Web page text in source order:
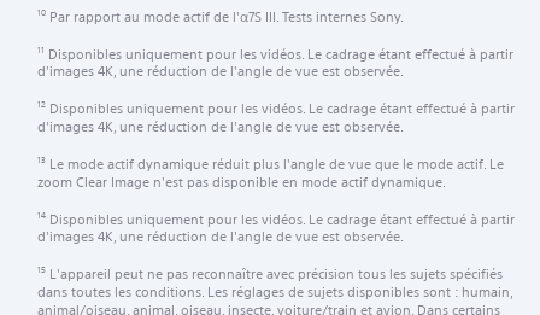
10 Par rapport au mode actif de l'α7S III. Tests internes Sony.
11 Disponibles uniquement pour les vidéos. Le cadrage étant effectué à partir
d'images 4K, une réduction de l'angle de vue est observée.
12 Disponibles uniquement pour les vidéos. Le cadrage étant effectué à partir
d'images 4K, une réduction de l'angle de vue est observée.
13 Le mode actif dynamique réduit plus l'angle de vue que le mode actif. Le
zoom Clear Image n'est pas disponible en mode actif dynamique.
14 Disponibles uniquement pour les vidéos. Le cadrage étant effectué à partir
d'images 4K, une réduction de l'angle de vue est observée.
15 L'appareil peut ne pas reconnaître avec précision tous les sujets spécifiés
dans toutes les conditions. Les réglages de sujets disponibles sont : humain,